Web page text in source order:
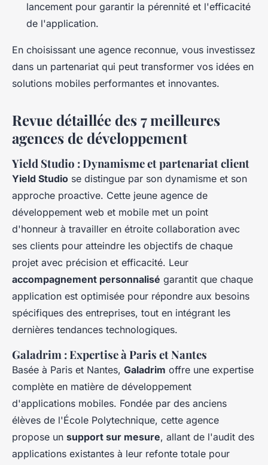
lancement pour garantir la pérennité et l'efficacité
de l'application.
En choisissant une agence reconnue, vous investissez
dans un partenariat qui peut transformer vos idées en
solutions mobiles performantes et innovantes.
Revue détaillée des 7 meilleures
agences de développement
Yield Studio : Dynamisme et partenariat client
Yield Studio se distingue par son dynamisme et son
approche proactive. Cette jeune agence de
développement web et mobile met un point
d'honneur à travailler en étroite collaboration avec
ses clients pour atteindre les objectifs de chaque
projet avec précision et efficacité. Leur
accompagnement personnalisé garantit que chaque
application est optimisée pour répondre aux besoins
spécifiques des entreprises, tout en intégrant les
dernières tendances technologiques.
Galadrim : Expertise à Paris et Nantes
Basée à Paris et Nantes, Galadrim offre une expertise
complète en matière de développement
d'applications mobiles. Fondée par des anciens
élèves de l'École Polytechnique, cette agence
propose un support sur mesure, allant de l'audit des
applications existantes à leur refonte totale pour